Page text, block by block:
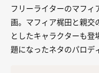
フリーライターのマフ
画。マフィア梶田と親交
としたキャラクターも
題になったネタのパロデ